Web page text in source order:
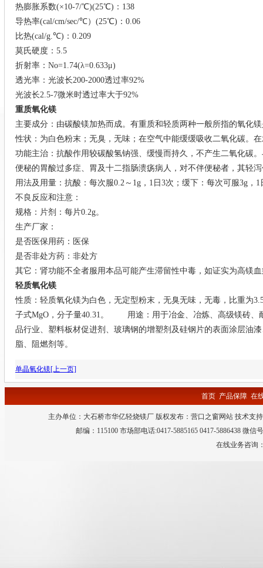
热膨胀系数(×10-7/℃)(25℃)：138
导热率(cal/cm/sec/℃）(25℃)：0.06
比热(cal/g.℃)：0.209
莫氏硬度：5.5
折射率：No=1.74(λ=0.633μ)
透光率：光波长200-2000透过率92%
光波长2.5-7微米时透过率大于92%
重质氧化镁
主要成分：由碳酸镁加热而成。有重质和轻质两种一般所指的氧化
性状：为白色粉末；无臭，无味；在空气中能缓缓吸收二氧化碳。
功能主治：抗酸作用较碳酸氢钠强、缓慢而持久，不产生二氧化碳
便秘的胃酸过多症、胃及十二指肠溃疡病人，对不伴便秘者，其轻
用法及用量：抗酸：每次服0.2～1g，1日3次；缓下：每次可服3g，1
不良反应和注意：
规格：片剂：每片0.2g。
生产厂家：
是否医保用药：医保
是否非处方药：非处方
其它：肾功能不全者服用本品可能产生滞留性中毒，如证实为高镁
轻质氧化镁
性质：轻质氧化镁为白色，无定型粉末，无臭无味，无毒，比重为
子式MgO，分子量40.31。 用途：用于冶金、冶炼、高级镁砖、
品行业、塑料板材促进剂、玻璃钢的增塑剂及硅钢片的表面涂层油
脂、阻燃剂等。
单晶氧化镁[上一页]
首页 产品保障 在
主办单位：大石桥市华亿轻烧镁厂 版权发布： 营口之窗网站 技术支
邮编：115100 市场部电话:0417-5885165 0417-5886438 微
在线业务咨询